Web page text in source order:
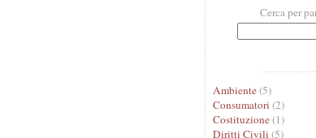
Cerca per
Ambiente(5)
Consumatori (2)
Costituzione(1)
Diritti Civili (5)